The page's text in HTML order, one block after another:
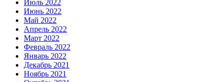
Июль 2022
Июнь 2022
Май 2022
Апрель 2022
Март 2022
Февраль 2022
Январь 2022
Декабрь 2021
Ноябрь 2021